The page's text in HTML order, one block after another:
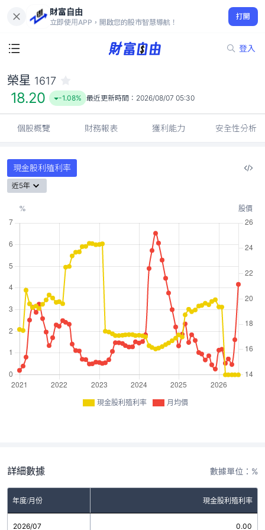
財富自由
立即使用APP，開啟您的股市智慧導航！
打開
登入
18.20
-1.08%
榮星 1617
18.20 -1.08% 最近更新時間： 2026/08/07 05:30
個股概覽 財務報表 獲利能力 安全性分析
現金股利殖利率
近5年
現金股利殖利率 月均價
詳細數據 數據單位：%
年度/月份 現金股利殖利率
2026/07 0.00